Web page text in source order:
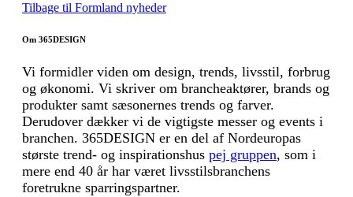
Tilbage til Formland nyheder
Om 365DESIGN
Vi formidler viden om design, trends, livsstil, forbrug
og økonomi. Vi skriver om brancheaktører, brands og
produkter samt sæsonernes trends og farver.
Derudover dækker vi de vigtigste messer og events i
branchen. 365DESIGN er en del af Nordeuropas
største trend- og inspirationshus pej gruppen, som i
mere end 40 år har været livsstilsbranchens
foretrukne sparringspartner.